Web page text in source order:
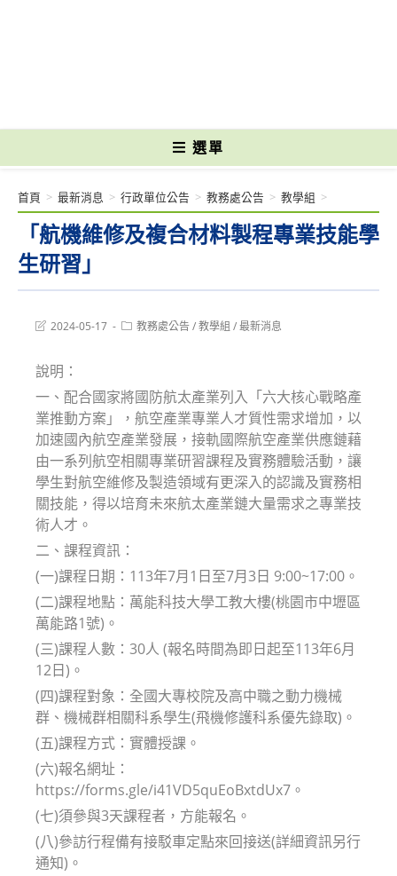
選單
「航機維修及複合材料製程專業技能學
生研習」
首頁 > 最新消息 > 行政單位公告 > 教務處公告 > 教學組 >
Post2024-05-17
Post教務處公告/教學組 /最新消息
說明：
一、配合國家將國防航太產業列入「六大核心戰略產
業推動方案」，航空產業專業人才質性需求增加，以
加速國內航空產業發展，接軌國際航空產業供應鏈藉
由一系列航空相關專業研習課程及實務體驗活動，讓
學生對航空維修及製造領域有更深入的認識及實務相
關技能，得以培育未來航太產業鏈大量需求之專業技
術人才。
二、課程資訊：
(一)課程日期：113年7月1日至7月3日 9:00~17:00。
(二)課程地點：萬能科技大學工教大樓(桃園市中壢區
萬能路1號)。
(三)課程人數：30人 (報名時間為即日起至113年6月
12日)。
(四)課程對象：全國大專校院及高中職之動力機械
群、機械群相關科系學生(飛機修護科系優先錄取)。
(五)課程方式：實體授課。
(六)報名網址：
https://forms.gle/i41VD5quEoBxtdUx7。
(七)須參與3天課程者，方能報名。
(八)參訪行程備有接駁車定點來回接送(詳細資訊另行
通知)。